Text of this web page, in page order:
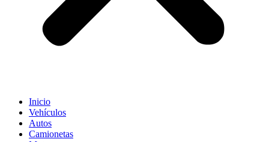
Inicio
Vehículos
Autos
Camionetas